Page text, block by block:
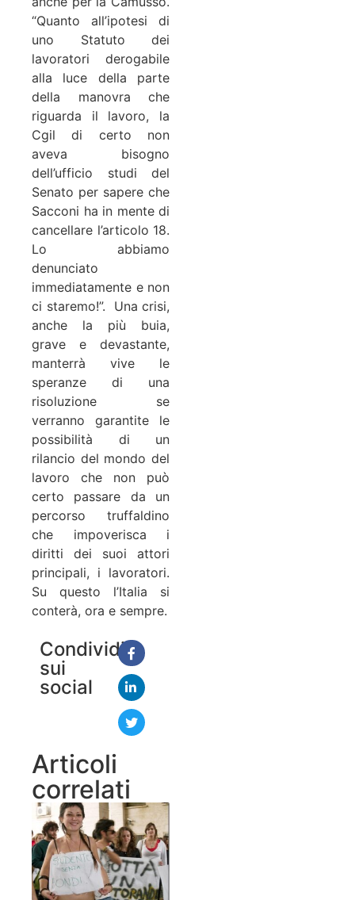
“Quanto all’ipotesi di
uno Statuto dei
lavoratori derogabile
alla luce della parte
della manovra che
riguarda il lavoro, la
Cgil di certo non
aveva bisogno
dell’ufficio studi del
Senato per sapere che
Sacconi ha in mente di
cancellare l’articolo 18.
Lo abbiamo
denunciato
immediatamente e non
ci staremo!”. Una crisi,
anche la più buia,
grave e devastante,
manterrà vive le
speranze di una
risoluzione se
verranno garantite le
possibilità di un
rilancio del mondo del
lavoro che non può
certo passare da un
percorso truffaldino
che impoverisca i
diritti dei suoi attori
principali, i lavoratori.
Su questo l’Italia si
conterà, ora e sempre.
Condividi
sui
social
Articoli
correlati